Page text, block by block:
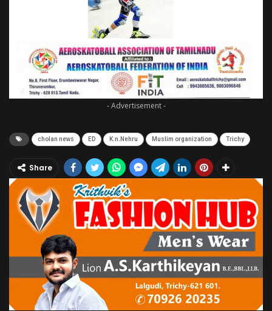
- Advertisement -
cholan news ED K.n.Nehru Muslim organization Trichy
Share